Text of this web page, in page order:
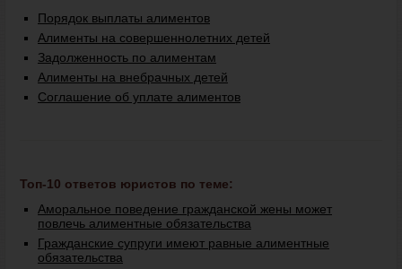
Порядок выплаты алиментов
Алименты на совершеннолетних детей
Задолженность по алиментам
Алименты на внебрачных детей
Соглашение об уплате алиментов
Топ-10 ответов юристов по теме:
Аморальное поведение гражданской жены может
повлечь алиментные обязательства
Гражданские супруги имеют равные алиментные
обязательства